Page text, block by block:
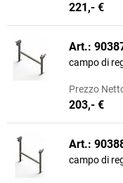
221,- €
Art.:
campo di
Prezzo
203,- €
Art.:
campo di